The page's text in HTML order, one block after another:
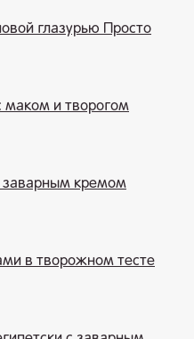
глазурью Просто
маком и творогом
заварным кремом
в творожном тесте